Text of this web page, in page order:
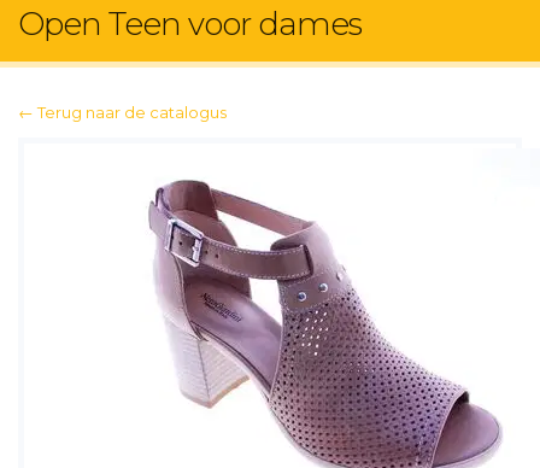
Open Teen voor dames
← Terug naar de catalogus